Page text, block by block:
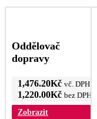
Oddělovač
dopravy
1,476.20Kč vč. DPH
1,220.00Kč bez DPH
Zobrazit